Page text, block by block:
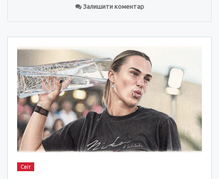
Залишити коментар
Світ